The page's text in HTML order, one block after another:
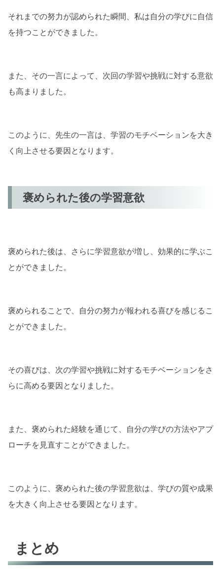
それまでの努力が認められた瞬間、私は自分の学びに自信
を持つことができました。
また、その一言によって、次回の学習や挑戦に対する意欲
も高まりました。
このように、先生の一言は、学習のモチベーションを大き
く向上させる要因となります。
褒められた後の学習意欲
褒められた後は、さらに学習意欲が増し、効果的に学ぶこ
とができました。
褒められることで、自分の努力が報われる喜びを感じるこ
とができました。
その喜びは、次の学習や挑戦に対するモチベーションをさ
らに高める要因となりました。
また、褒められた経験を通じて、自分の学びの方法やアプ
ローチを見直すことができました。
このように、褒められた後の学習意欲は、学びの質や成果
を大きく向上させる要因となります。
まとめ